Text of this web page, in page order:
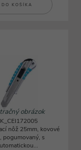
DO KOŠÍKA
obrázok
nôž 25mm, kovové
pogumovaný, s